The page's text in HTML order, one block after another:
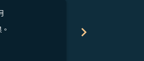
chevron_right